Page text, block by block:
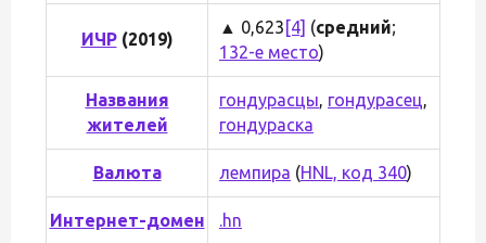
ИЧР(2019)
▲ 0,623 [4] (средний;
132-е место)
Названия
жителей
гондурасцы, гондурасец,
гондураска
Валюта лемпира (HNL, код 340)
Интернет-домен .hn